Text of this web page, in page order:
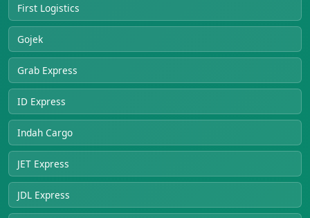
First Logistics
Gojek
Grab Express
ID Express
Indah Cargo
JET Express
JDL Express